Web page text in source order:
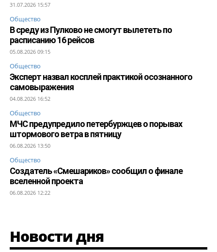
31.07.2026 15:57
Общество
В среду из Пулково не смогут вылететь по
расписанию 16 рейсов
05.08.2026 09:15
Общество
Эксперт назвал косплей практикой осознанного
самовыражения
04.08.2026 16:52
Общество
МЧС предупредило петербуржцев о порывах
штормового ветра в пятницу
06.08.2026 13:50
Общество
Создатель «Смешариков» сообщил о финале
вселенной проекта
06.08.2026 12:22
Новости дня